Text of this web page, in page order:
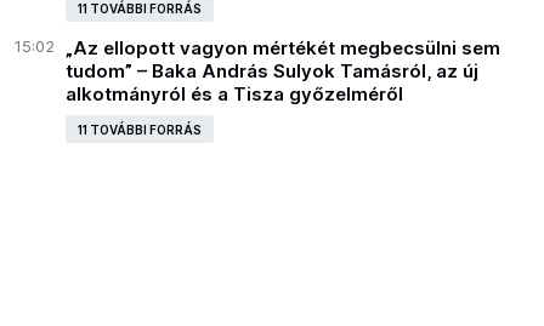
11 TOVÁBBI FORRÁS
15:02
„Az ellopott vagyon mértékét megbecsülni sem
tudom” – Baka András Sulyok Tamásról, az új
alkotmányról és a Tisza győzelméről
11 TOVÁBBI FORRÁS